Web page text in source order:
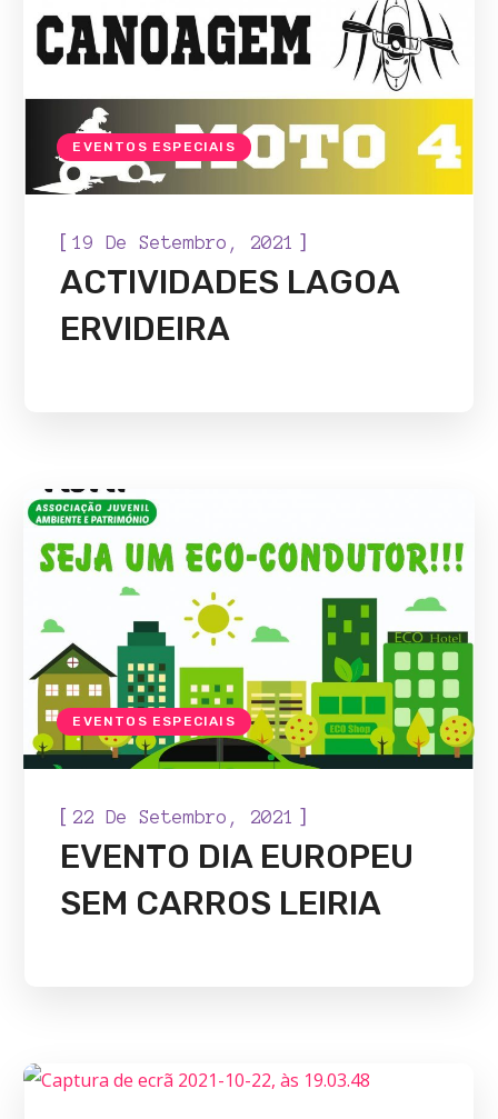
EVENTOS ESPECIAIS
[19 De Setembro, 2021 ]
ACTIVIDADES LAGOA
ERVIDEIRA
EVENTOS ESPECIAIS
[ 22 De Setembro, 2021 ]
EVENTO DIA EUROPEU
SEM CARROS LEIRIA